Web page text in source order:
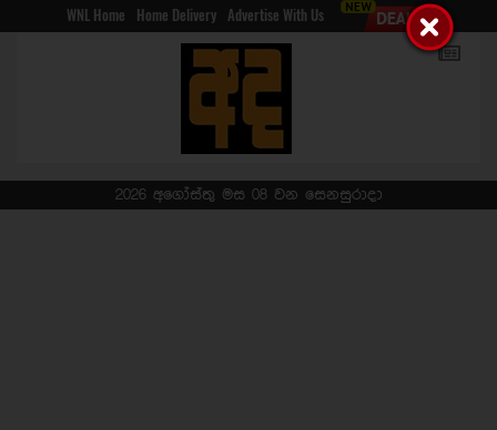
WNL Home Home Delivery Advertise With Us
2026 අගෝස්තු මස 08 වන සෙනසුරාදා